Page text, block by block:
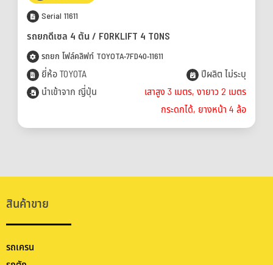
Serial 11611
รถยกดีเซล 4 ตัน / FORKLIFT 4 TONS
รถยก โฟล์คลิฟท์ TOYOTA-7FD40-11611
ยี่ห้อ TOYOTA
ปีผลิต ไม่ระบุ
นำเข้าจาก ญี่ปุ่น
เสาสูง 3 เมตร, งายาว 2 เมตร
กระดกได้, ยางหน้า 4 ล้อ
สินค้าขาย
รถเครน